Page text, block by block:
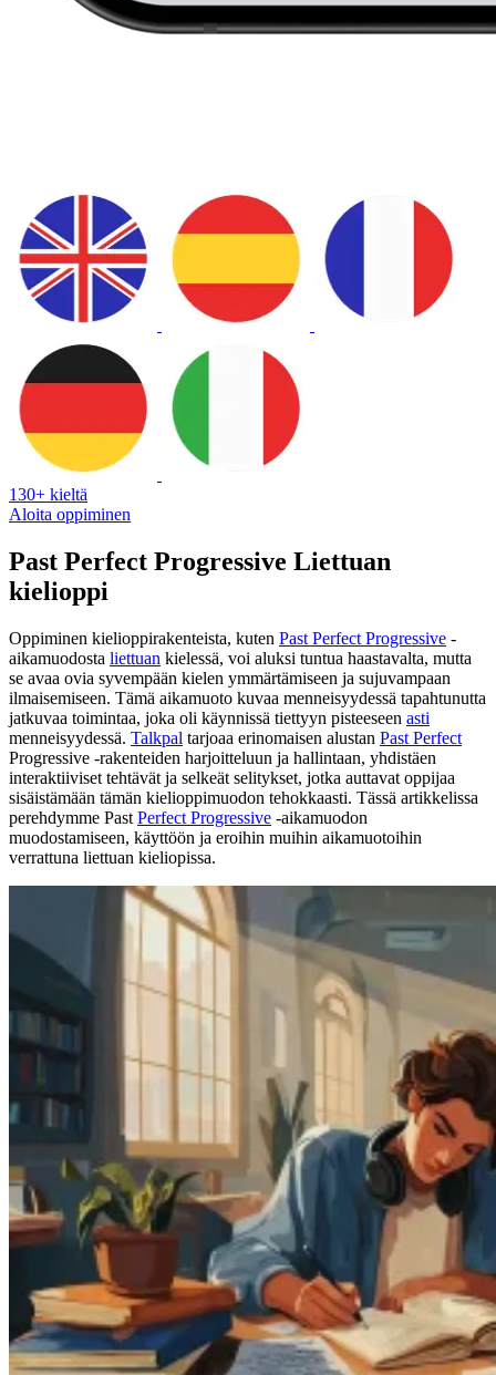
130+ kieltä
Aloita oppiminen
Past Perfect Progressive Liettuan
kielioppi
Oppiminen kielioppirakenteista, kuten Past Perfect Progressive -
aikamuodosta liettuan kielessä, voi aluksi tuntua haastavalta, mutta
se avaa ovia syvempään kielen ymmärtämiseen ja sujuvampaan
ilmaisemiseen. Tämä aikamuoto kuvaa menneisyydessä tapahtunutta
jatkuvaa toimintaa, joka oli käynnissä tiettyyn pisteeseen asti
menneisyydessä. Talkpal tarjoaa erinomaisen alustan Past Perfect
Progressive -rakenteiden harjoitteluun ja hallintaan, yhdistäen
interaktiiviset tehtävät ja selkeät selitykset, jotka auttavat oppijaa
sisäistämään tämän kielioppimuodon tehokkaasti. Tässä artikkelissa
perehdymme Past Perfect Progressive -aikamuodon
muodostamiseen, käyttöön ja eroihin muihin aikamuotoihin
verrattuna liettuan kieliopissa.